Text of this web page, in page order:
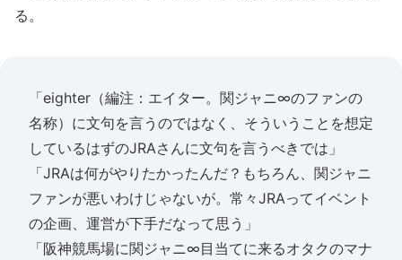
る。
「eighter（編注：エイター。関ジャニ∞のファンの
名称）に文句を言うのではなく、そういうことを想定
しているはずのJRAさんに文句を言うべきでは」
「JRAは何がやりたかったんだ？もちろん、関ジャニ
ファンが悪いわけじゃないが。常々JRAってイベント
の企画、運営が下手だなって思う」
「阪神競馬場に関ジャニ∞目当てに来るオタクのマナ